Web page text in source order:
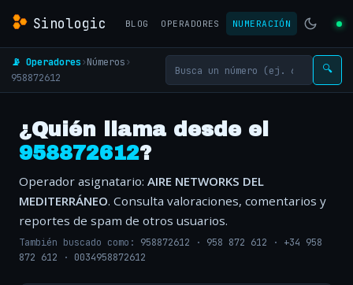
Sinologic BLOG OPERADORES NUMERACIÓN
📡 Operadores›Números›
958872612
🔍
¿Quién llama desde el
958872612?
Operador asignatario: AIRE NETWORKS DEL
MEDITERRÁNEO. Consulta valoraciones, comentarios y
reportes de spam de otros usuarios.
También buscado como: 958872612 · 958 872 612 · +34 958
872 612 · 0034958872612